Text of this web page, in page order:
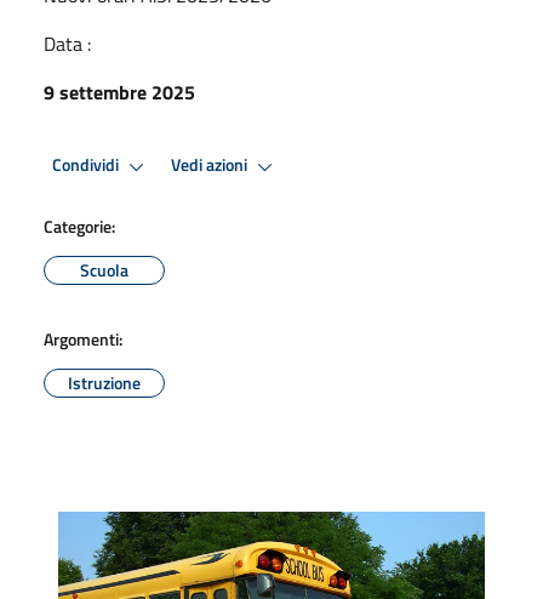
Data :
9 settembre 2025
Condividi Vedi azioni
Categorie:
Scuola
Argomenti:
Istruzione